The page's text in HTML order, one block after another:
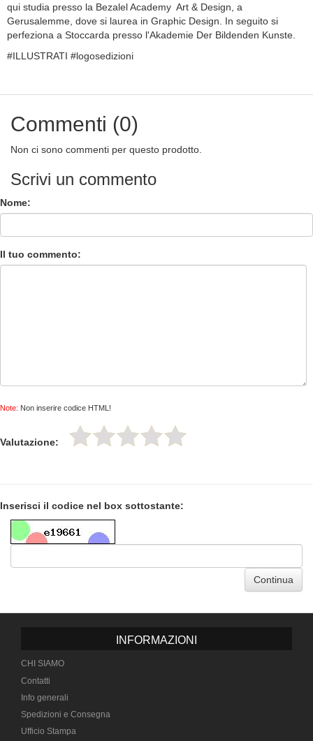
qui studia presso la Bezalel Academy Art & Design, a
Gerusalemme, dove si laurea in Graphic Design. In seguito si
perfeziona a Stoccarda presso l'Akademie Der Bildenden Kunste.
#ILLUSTRATI #logosedizioni
Commenti (0)
Non ci sono commenti per questo prodotto.
Scrivi un commento
Nome:
Il tuo commento:
Note: Non inserire codice HTML!
Valutazione:
Inserisci il codice nel box sottostante:
Continua
INFORMAZIONI
CHI SIAMO
Contatti
Info generali
Spedizioni e Consegna
Ufficio Stampa